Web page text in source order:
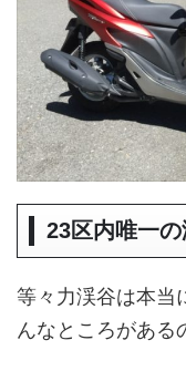
23区内唯一
等々力渓谷は本当
んなところがある